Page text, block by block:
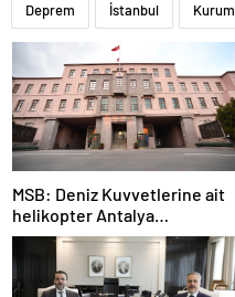
Deprem İstanbul Kurum
MSB: Deniz Kuvvetlerine ait
helikopter Antalya
açıklarında acil iniş yaptı